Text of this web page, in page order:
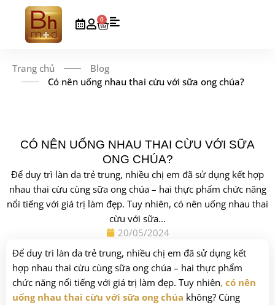
0
Trang chủ
Blog
Có nên uống nhau thai cừu với sữa ong chúa?
CÓ NÊN UỐNG NHAU THAI CỪU VỚI SỮA
ONG CHÚA?
Để duy trì làn da trẻ trung, nhiều chị em đã sử dụng kết hợp
nhau thai cừu cùng sữa ong chúa – hai thực phẩm chức năng
nổi tiếng với giá trị làm đẹp. Tuy nhiên, có nên uống nhau thai
cừu với sữa...
20/05/2024
Để duy trì làn da trẻ trung, nhiều chị em đã sử dụng kết
hợp nhau thai cừu cùng sữa ong chúa – hai thực phẩm
chức năng nổi tiếng với giá trị làm đẹp. Tuy nhiên, có nên
uống nhau thai cừu với sữa ong chúa không? Cùng